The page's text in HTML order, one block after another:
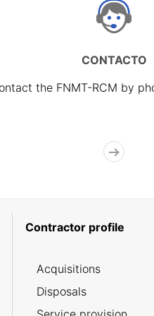
CONTACTO
the FNMT-RCM by
Contractor profile
Acquisitions
Disposals